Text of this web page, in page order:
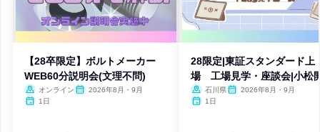
【28卒限定】ボルトメーカー
WEB60分説明会(文理不問)
オンライン
2026年8月・9月
1日
28限定|東証スタンダード上
場 工場見学・座談会|小松
石川県
2026年8月・9月
1日